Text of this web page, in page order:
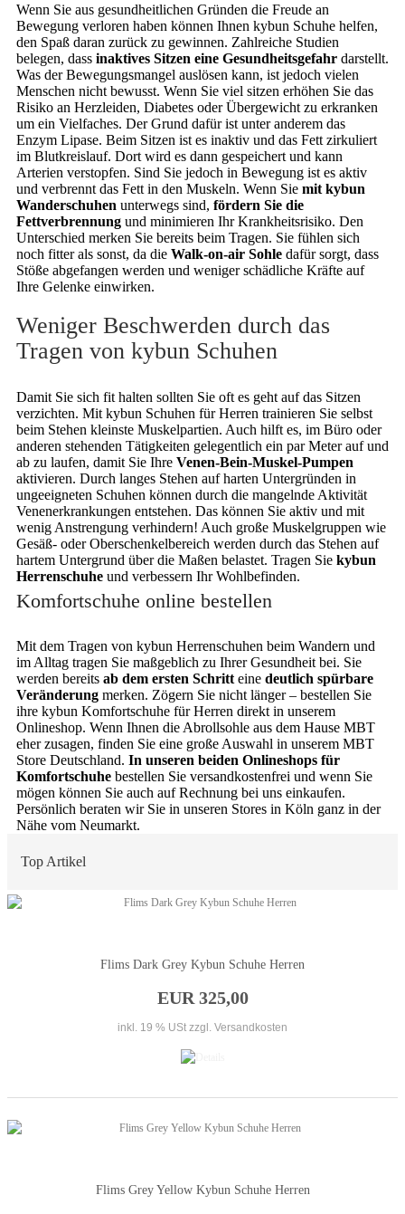
Wenn Sie aus gesundheitlichen Gründen die Freude an
Bewegung verloren haben können Ihnen kybun Schuhe helfen,
den Spaß daran zurück zu gewinnen. Zahlreiche Studien
belegen, dass inaktives Sitzen eine Gesundheitsgefahr darstellt.
Was der Bewegungsmangel auslösen kann, ist jedoch vielen
Menschen nicht bewusst. Wenn Sie viel sitzen erhöhen Sie das
Risiko an Herzleiden, Diabetes oder Übergewicht zu erkranken
um ein Vielfaches. Der Grund dafür ist unter anderem das
Enzym Lipase. Beim Sitzen ist es inaktiv und das Fett zirkuliert
im Blutkreislauf. Dort wird es dann gespeichert und kann
Arterien verstopfen. Sind Sie jedoch in Bewegung ist es aktiv
und verbrennt das Fett in den Muskeln. Wenn Sie mit kybun
Wanderschuhen unterwegs sind, fördern Sie die
Fettverbrennung und minimieren Ihr Krankheitsrisiko. Den
Unterschied merken Sie bereits beim Tragen. Sie fühlen sich
noch fitter als sonst, da die Walk-on-air Sohle dafür sorgt, dass
Stöße abgefangen werden und weniger schädliche Kräfte auf
Ihre Gelenke einwirken.
Weniger Beschwerden durch das
Tragen von kybun Schuhen
Damit Sie sich fit halten sollten Sie oft es geht auf das Sitzen
verzichten. Mit kybun Schuhen für Herren trainieren Sie selbst
beim Stehen kleinste Muskelpartien. Auch hilft es, im Büro oder
anderen stehenden Tätigkeiten gelegentlich ein par Meter auf und
ab zu laufen, damit Sie Ihre Venen-Bein-Muskel-Pumpen
aktivieren. Durch langes Stehen auf harten Untergründen in
ungeeigneten Schuhen können durch die mangelnde Aktivität
Venenerkrankungen entstehen. Das können Sie aktiv und mit
wenig Anstrengung verhindern! Auch große Muskelgruppen wie
Gesäß- oder Oberschenkelbereich werden durch das Stehen auf
hartem Untergrund über die Maßen belastet. Tragen Sie kybun
Herrenschuhe und verbessern Ihr Wohlbefinden.
Komfortschuhe online bestellen
Mit dem Tragen von kybun Herrenschuhen beim Wandern und
im Alltag tragen Sie maßgeblich zu Ihrer Gesundheit bei. Sie
werden bereits ab dem ersten Schritt eine deutlich spürbare
Veränderung merken. Zögern Sie nicht länger – bestellen Sie
ihre kybun Komfortschuhe für Herren direkt in unserem
Onlineshop. Wenn Ihnen die Abrollsohle aus dem Hause MBT
eher zusagen, finden Sie eine große Auswahl in unserem MBT
Store Deutschland. In unseren beiden Onlineshops für
Komfortschuhe bestellen Sie versandkostenfrei und wenn Sie
mögen können Sie auch auf Rechnung bei uns einkaufen.
Persönlich beraten wir Sie in unseren Stores in Köln ganz in der
Nähe vom Neumarkt.
Top Artikel
Flims Dark Grey Kybun Schuhe Herren
EUR 325,00
inkl. 19 % USt zzgl. Versandkosten
Flims Grey Yellow Kybun Schuhe Herren